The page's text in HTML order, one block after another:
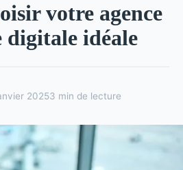
votre agence
digitale idéale
20253 min de lecture